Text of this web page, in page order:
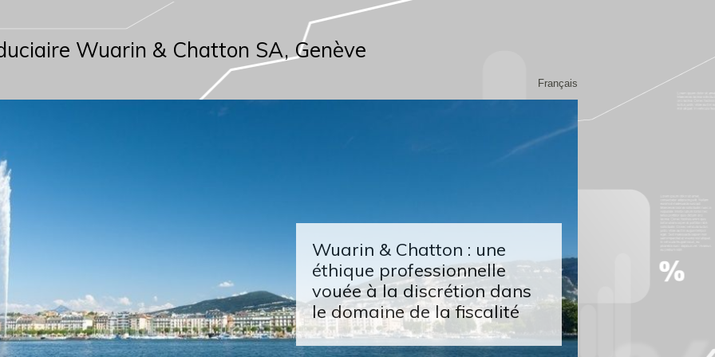
Français
Wuarin & Chatton SA, Genève
Wuarin & Chatton : une
éthique professionnelle
vouée à la discrétion dans
le domaine de la fiscalité